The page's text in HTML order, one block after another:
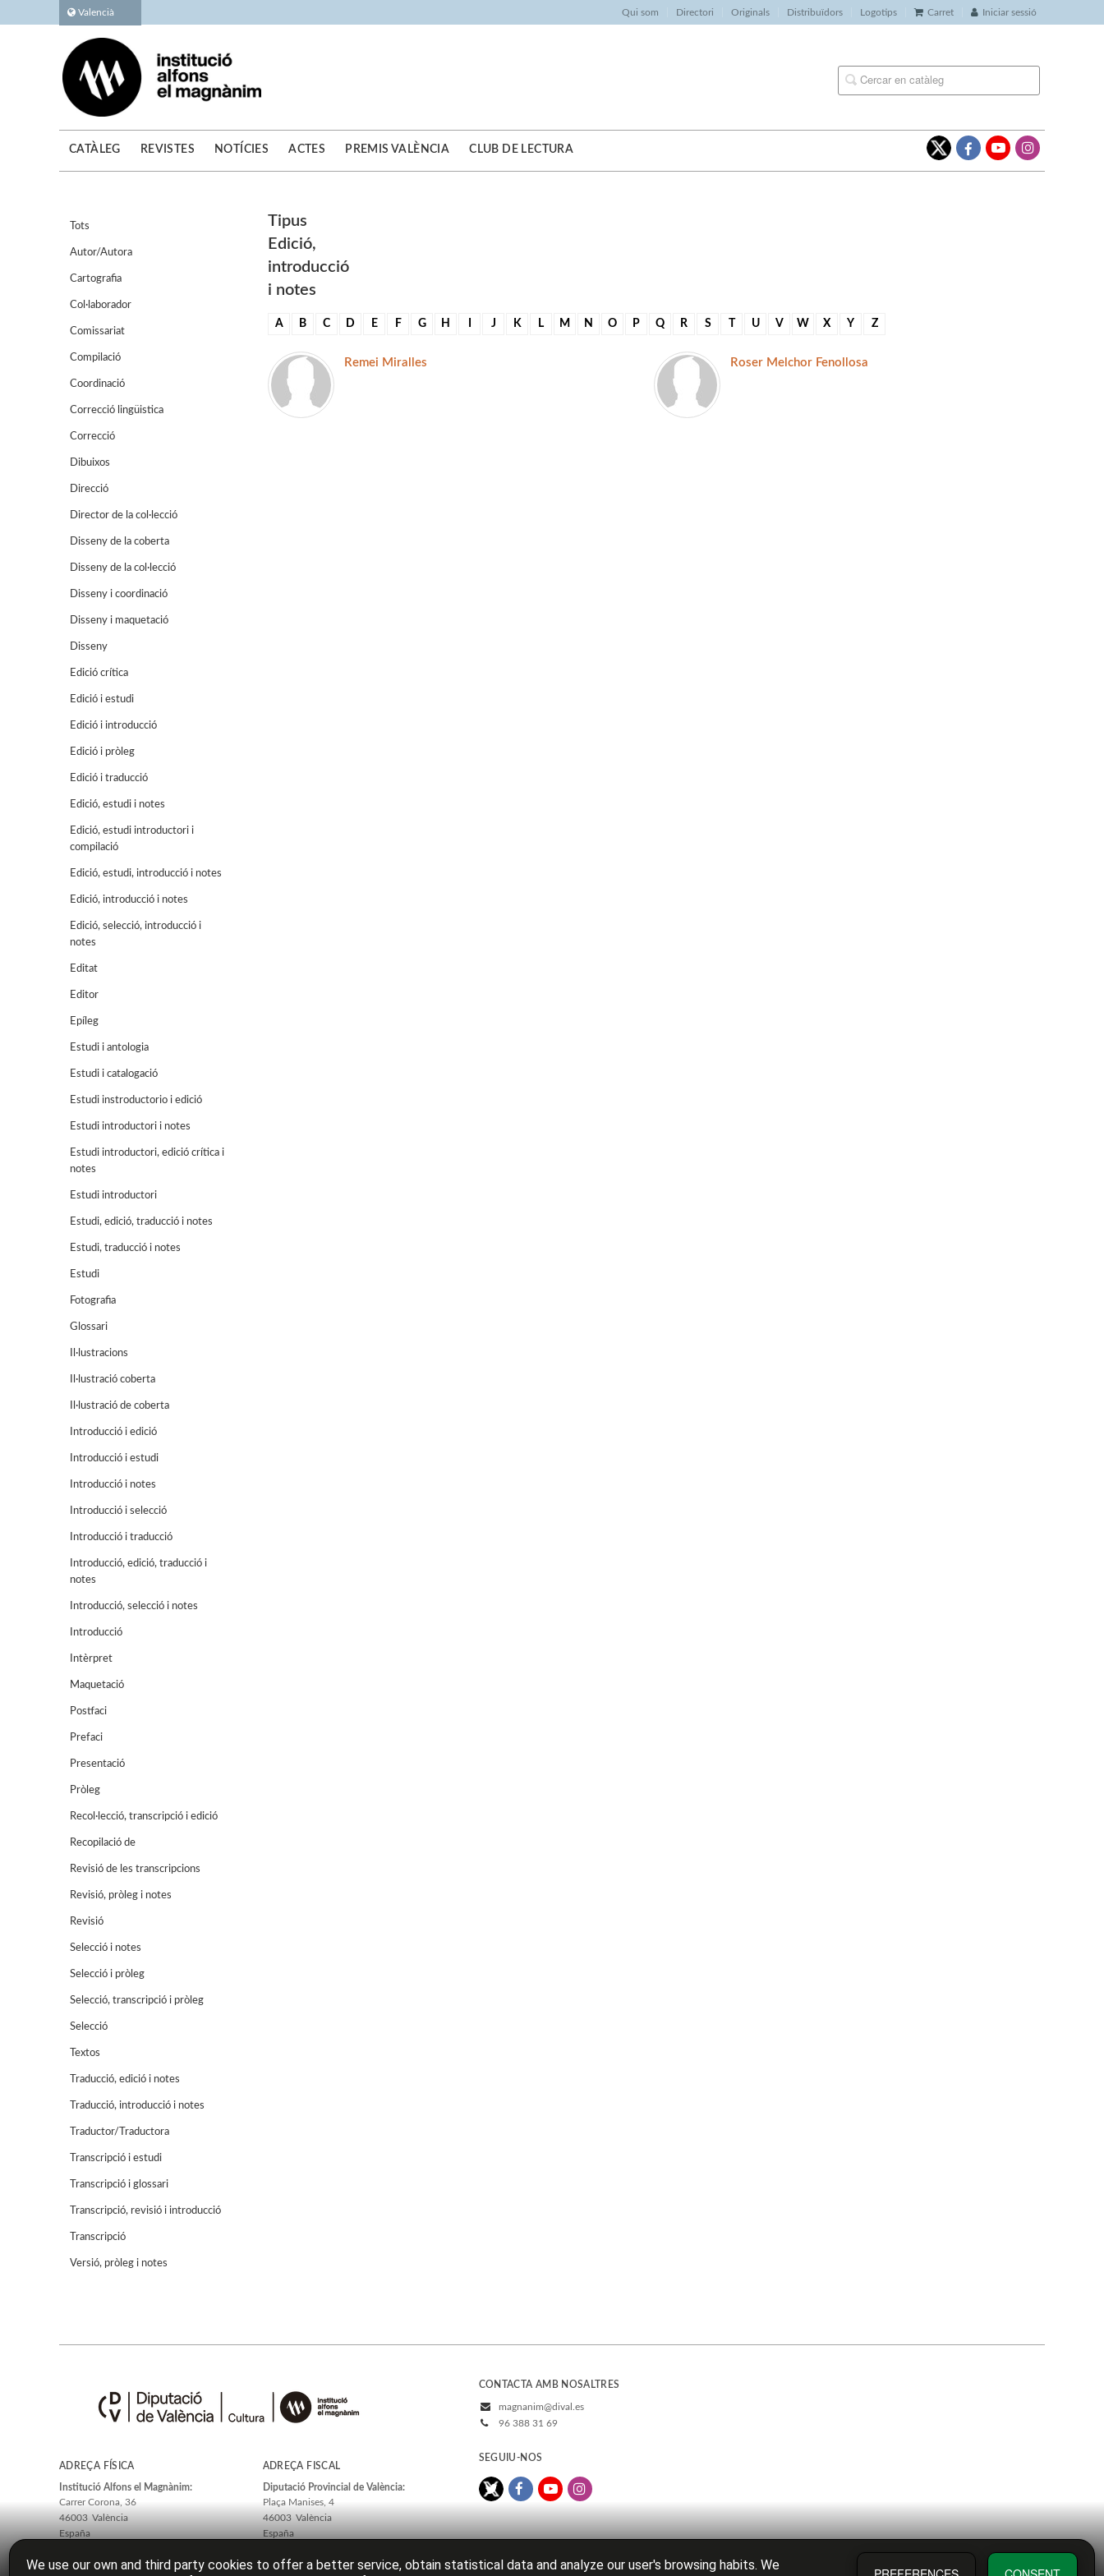
Valencià Qui som Directori Originals Distribuïdors Logotips Carret Iniciar sessió
CATÀLEG REVISTES NOTÍCIES ACTES PREMIS VALÈNCIA CLUB DE LECTURA
Tots
Autor/Autora
Cartografia
Col·laborador
Comissariat
Compilació
Coordinació
Correcció lingüistica
Correcció
Dibuixos
Direcció
Director de la col·lecció
Disseny de la coberta
Disseny de la col·lecció
Disseny i coordinació
Disseny i maquetació
Disseny
Edició crítica
Edició i estudi
Edició i introducció
Edició i pròleg
Edició i traducció
Edició, estudi i notes
Edició, estudi introductori i
compilació
Edició, estudi, introducció i notes
Edició, introducció i notes
Edició, selecció, introducció i
notes
Editat
Editor
Epíleg
Estudi i antologia
Estudi i catalogació
Estudi instroductorio i edició
Estudi introductori i notes
Estudi introductori, edició crítica i
notes
Estudi introductori
Estudi, edició, traducció i notes
Estudi, traducció i notes
Estudi
Fotografia
Glossari
Il·lustracions
Il·lustració coberta
Il·lustració de coberta
Introducció i edició
Introducció i estudi
Introducció i notes
Introducció i selecció
Introducció i traducció
Introducció, edició, traducció i
notes
Introducció, selecció i notes
Introducció
Intèrpret
Maquetació
Postfaci
Prefaci
Presentació
Pròleg
Recol·lecció, transcripció i edició
Recopilació de
Revisió de les transcripcions
Revisió, pròleg i notes
Revisió
Selecció i notes
Selecció i pròleg
Selecció, transcripció i pròleg
Selecció
Textos
Traducció, edició i notes
Traducció, introducció i notes
Traductor/Traductora
Transcripció i estudi
Transcripció i glossari
Transcripció, revisió i introducció
Transcripció
Versió, pròleg i notes
Tipus
Edició,
introducció
i notes
A B C D E F G H J K L M N O P Q R S U V W X Y Z
Remei Miralles Roser Melchor Fenollosa
ADREÇA FÍSICA
Institució Alfons el Magnànim:
Carrer Corona, 36
46003 València
España
ADREÇA FISCAL
Diputació Provincial de València:
Plaça Manises, 4
46003 València
España
CONTACTA AMB NOSALTRES
magnanim@dival.es
96 388 31 69
SEGUIU-NOS
We use our own and third party cookies to offer a better service, obtain statistical data and analyze our user's browsing habits. We